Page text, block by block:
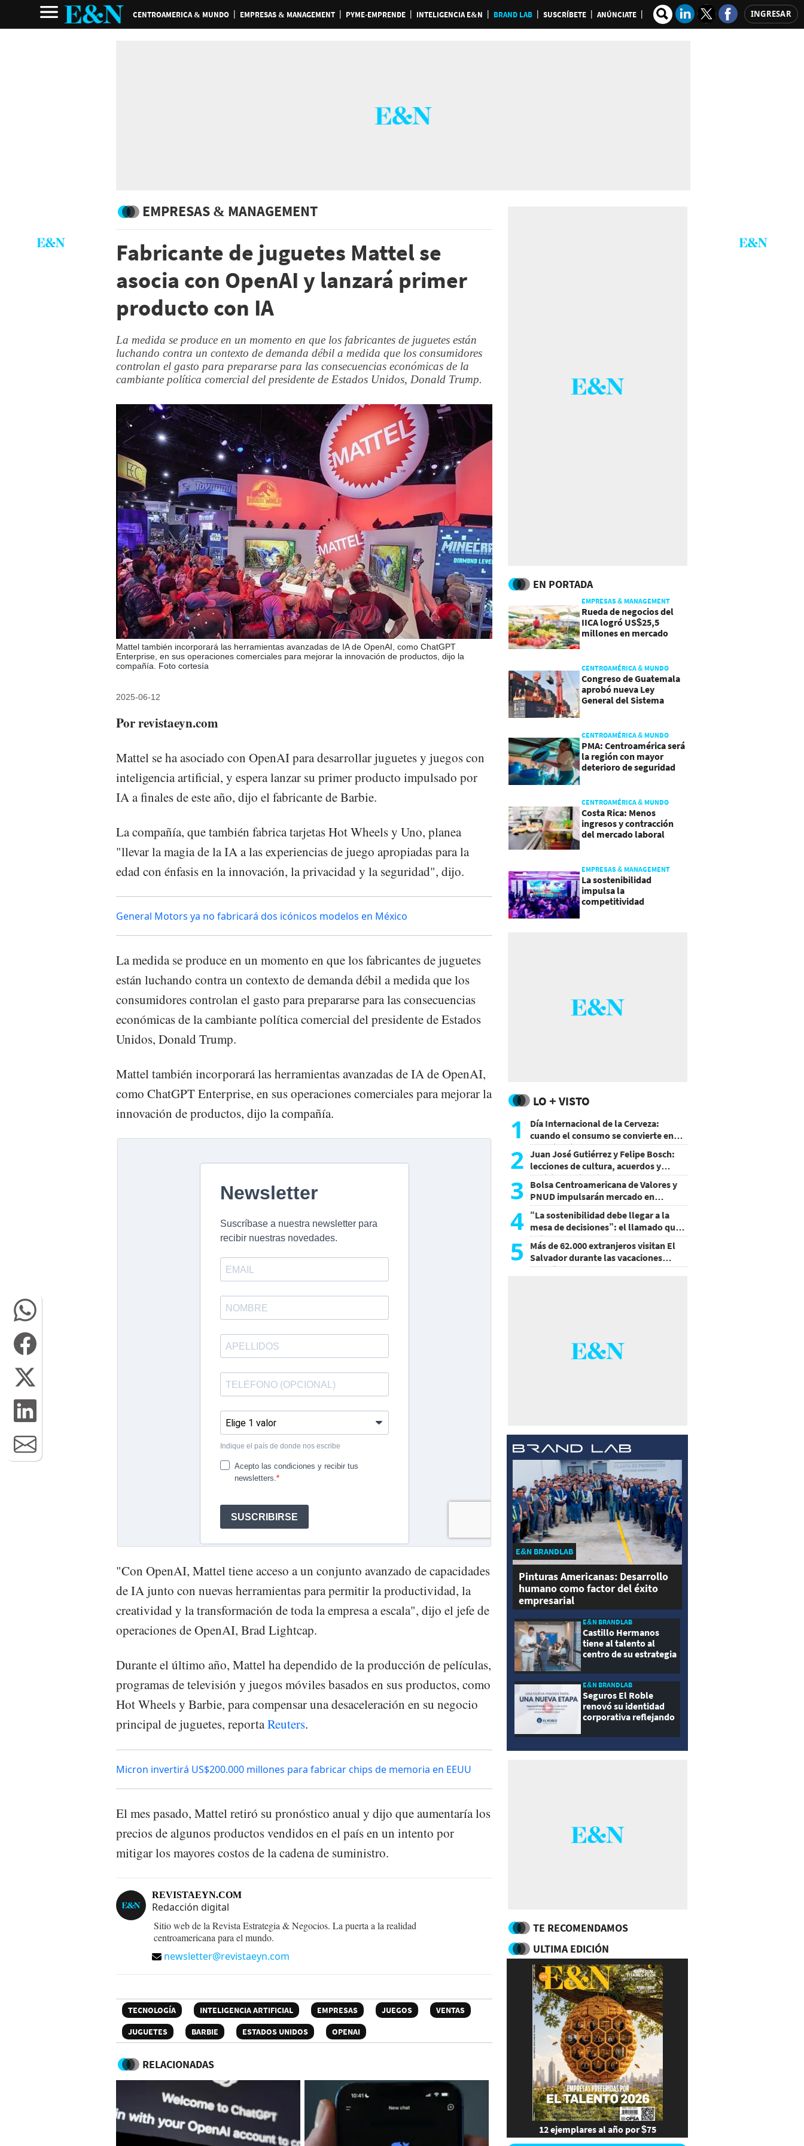
CENTROAMERICA & MUNDO EMPRESAS & MANAGEMENT PYME-EMPRENDE INTELIGENCIA E&N BRAND LAB SUSCRÍBETE ANÚNCIATE INGRESAR
EMPRESAS & MANAGEMENT
Fabricante de juguetes Mattel se
asocia con OpenAI y lanzará primer
producto con IA
La medida se produce en un momento en que los fabricantes de juguetes están
luchando contra un contexto de demanda débil a medida que los consumidores
controlan el gasto para prepararse para las consecuencias económicas de la
cambiante política comercial del presidente de Estados Unidos, Donald Trump.
Mattel también incorporará las herramientas avanzadas de IA de OpenAI, como ChatGPT
Enterprise, en sus operaciones comerciales para mejorar la innovación de productos, dijo la
compañía. Foto cortesía
2025-06-12
Por revistaeyn.com
Mattel se ha asociado con OpenAI para desarrollar juguetes y juegos con
inteligencia artificial, y espera lanzar su primer producto impulsado por
IA a finales de este año, dijo el fabricante de Barbie.
La compañía, que también fabrica tarjetas Hot Wheels y Uno, planea
"llevar la magia de la IA a las experiencias de juego apropiadas para la
edad con énfasis en la innovación, la privacidad y la seguridad", dijo.
General Motors ya no fabricará dos icónicos modelos en México
La medida se produce en un momento en que los fabricantes de juguetes
están luchando contra un contexto de demanda débil a medida que los
consumidores controlan el gasto para prepararse para las consecuencias
económicas de la cambiante política comercial del presidente de Estados
Unidos, Donald Trump.
Mattel también incorporará las herramientas avanzadas de IA de OpenAI,
como ChatGPT Enterprise, en sus operaciones comerciales para mejorar la
innovación de productos, dijo la compañía.
"Con OpenAI, Mattel tiene acceso a un conjunto avanzado de capacidades
de IA junto con nuevas herramientas para permitir la productividad, la
creatividad y la transformación de toda la empresa a escala", dijo el jefe de
operaciones de OpenAI, Brad Lightcap.
Durante el último año, Mattel ha dependido de la producción de películas,
programas de televisión y juegos móviles basados en sus productos, como
Hot Wheels y Barbie, para compensar una desaceleración en su negocio
principal de juguetes, reportaReuters.
Micron invertirá US$200.000 millones para fabricar chips de memoria en EEUU
El mes pasado, Mattel retiró su pronóstico anual y dijo que aumentaría los
precios de algunos productos vendidos en el país en un intento por
mitigar los mayores costos de la cadena de suministro.
REVISTAEYN.COM
Redacción digital
Sitio web de la Revista Estrategia & Negocios. La puerta a la realidad
centroamericana para el mundo.
newsletter@revistaeyn.com
TECNOLOGÍA INTELIGENCIA ARTIFICIAL EMPRESAS JUEGOS
VENTAS
JUGUETES
BARBIE ESTADOS UNIDOS OPENAI
RELACIONADAS
EN PORTADA
EMPRESAS & MANAGEMENT
Rueda de negocios del
IICA logró US$25,5
millones en mercado
CENTROAMÉRICA & MUNDO
Congreso de Guatemala
aprobó nueva Ley
General del Sistema
CENTROAMÉRICA & MUNDO
PMA: Centroamérica será
la región con mayor
deterioro de seguridad
CENTROAMÉRICA & MUNDO
Costa Rica: Menos
ingresos y contracción
del mercado laboral
EMPRESAS & MANAGEMENT
La sostenibilidad
impulsa la
competitividad
LO + VISTO
1
Día Internacional de la Cerveza:
cuando el consumo se convierte en
experiencia
2 Juan José Gutiérrez y Felipe Bosch:
lecciones de cultura, acuerdos y
decisiones sin miedo
3 Bolsa Centroamericana de Valores y
PNUD impulsarán mercado en
Honduras
4 “La sostenibilidad debe llegar a la
mesa de decisiones”: el llamado que
deja CentraRSE
5
Más de 62.000 extranjeros visitan El
Salvador durante las vacaciones
agostinas
E&N BRANDLAB
Pinturas Americanas: Desarrollo
humano como factor del éxito
empresarial
E&N BRANDLAB
Castillo Hermanos
tiene al talento al
centro de su estrategia
E&N BRANDLAB
Seguros El Roble
renovó su identidad
corporativa reflejando
modernidad
TE RECOMENDAMOS
ULTIMA EDICIÓN
12 ejemplares al año por $75